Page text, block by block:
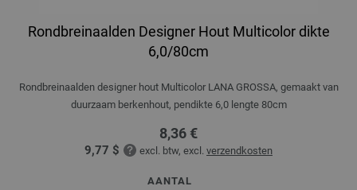
Rondbreinaalden Designer Hout Multicolor dikte
6,0/80cm
Rondbreinaalden designer hout Multicolor LANA GROSSA, gemaakt van
duurzaam berkenhout, pendikte 6,0 lengte 80cm
8,36 €
9,77 $ excl. btw, excl. verzendkosten
AANTAL